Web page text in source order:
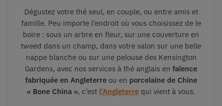
Dégustez votre thé seul, en couple, ou entre amis et
famille. Peu importe l’endroit où vous choisissez de le
boire : sous un arbre en fleur, sur une couverture en
tweed dans un champ, dans votre salon sur une belle
nappe blanche ou sur une pelouse des Kensington
Gardens, avec nos services à thé anglais en faïence
fabriquée en Angleterreou en porcelaine de Chine
« Bone China », c’est l’Angleterre qui vient à vous.